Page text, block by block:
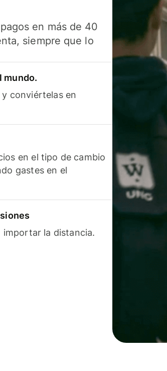
en más de 40
siempre que lo
mundo.
conviértelas en
en el tipo de cambio
gastes en el
importar la distancia.